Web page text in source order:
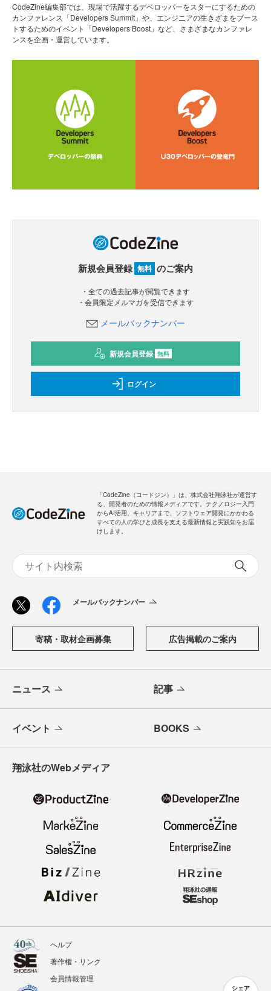
シェア
CodeZine編集部では、現場で活躍するデベロッパーをスターにするための
カンファレンス「Developers Summit」や、エンジニアの生きざまをブース
トするためのイベント「Developers Boost」など、さまざまなカンファレ
ンスを企画・運営しています。
新規会員登録 無料 のご案内
・全ての過去記事が閲覧できます
・会員限定メルマガを受信できます
メールバックナンバー
新規会員登録 無料
ログイン
「CodeZine（コードジン）」は、株式会社翔泳社が運営す
る、開発者のための情報メディアです。テクノロジー入門
からAI活用、キャリアまで、ソフトウェア開発にかかわる
すべての人の学びと成長を支える最新情報と実践知をお届
けします。
メールバックナンバー
寄稿・取材企画募集 広告掲載のご案内
ニュース 記事
イベント BOOKS
翔泳社のWebメディア
ヘルプ
著作権・リンク
会員情報管理